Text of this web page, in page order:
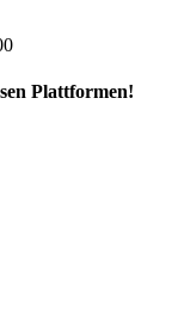
Plattformen!